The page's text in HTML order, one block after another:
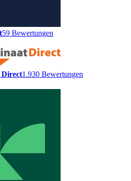
59 Bewertungen
1.930 Bewertungen